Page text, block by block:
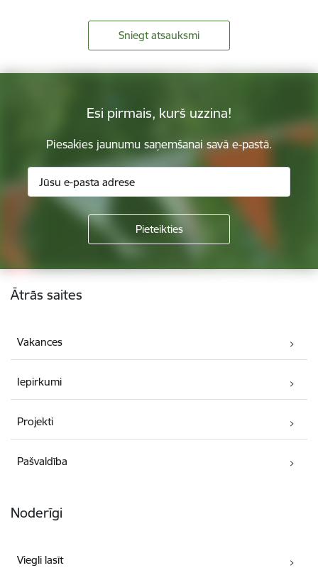
Sniegt atsauksmi
Esi pirmais, kurš uzzina!
Piesakies jaunumu saņemšanai savā e-pastā.
Kājene
Ātrās saites
Vakances
Iepirkumi
Projekti
Pašvaldība
Noderīgi
Viegli lasīt